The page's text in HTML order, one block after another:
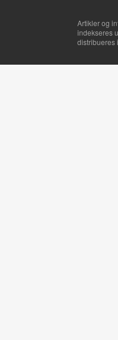
Artikler og
indekseres
distribueres